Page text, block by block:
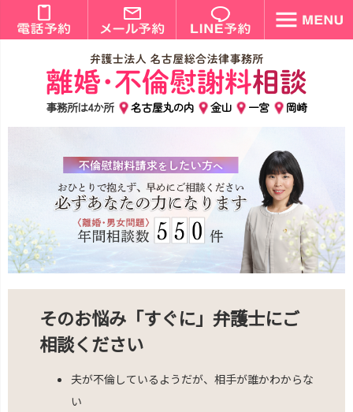
事務所は4か所 名古屋丸の内 金山 一宮 岡崎
そのお悩み「すぐに」弁護士にご
相談ください
夫が不倫しているようだが、相手が誰かわからな
い